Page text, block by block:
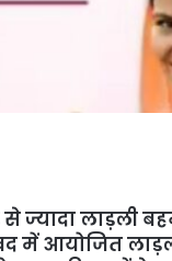
ज्यादा लाड़ली
में आयोजित